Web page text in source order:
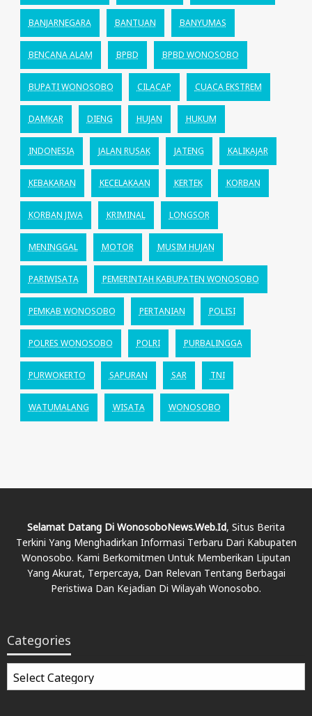
BANJARNEGARA BANTUAN BANYUMAS
BENCANA ALAM BPBD BPBD WONOSOBO
BUPATI WONOSOBO CILACAP CUACA EKSTREM
DAMKAR DIENG HUJAN HUKUM
INDONESIA JALAN RUSAK JATENG KALIKAJAR
KEBAKARAN KECELAKAAN KERTEK KORBAN
KORBAN JIWA KRIMINAL LONGSOR
MENINGGAL MOTOR MUSIM HUJAN
PARIWISATA PEMERINTAH KABUPATEN WONOSOBO
PEMKAB WONOSOBO PERTANIAN POLISI
POLRES WONOSOBO POLRI PURBALINGGA
PURWOKERTO SAPURAN SAR TNI
WATUMALANG WISATA WONOSOBO
Selamat Datang Di WonosoboNews.web.id, Situs Berita
Terkini Yang Menghadirkan Informasi Terbaru Dari Kabupaten
Wonosobo. Kami Berkomitmen Untuk Memberikan Liputan
Yang Akurat, Terpercaya, Dan Relevan Tentang Berbagai
Peristiwa Dan Kejadian Di Wilayah Wonosobo.
Categories
Categories